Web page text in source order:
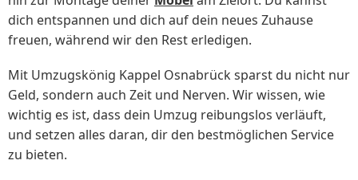
dich entspannen und dich auf dein neues Zuhause
freuen, während wir den Rest erledigen.
Mit Umzugskönig Kappel Osnabrück sparst du nicht nur
Geld, sondern auch Zeit und Nerven. Wir wissen, wie
wichtig es ist, dass dein Umzug reibungslos verläuft,
und setzen alles daran, dir den bestmöglichen Service
zu bieten.